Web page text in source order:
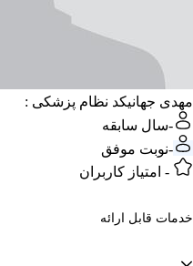
مهدی جهانیکد نظام پزشکی :
-سال سابقه
-نوبت موفق
- امتیاز کاربران
خدمات قابل ارائه